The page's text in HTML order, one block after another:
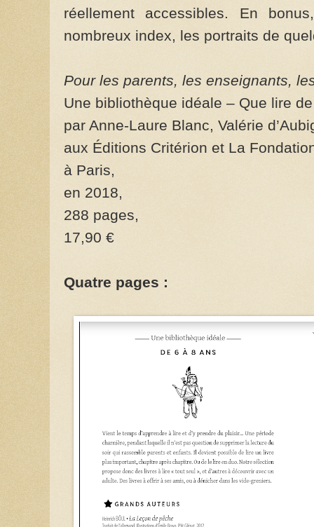
réellement accessibles. En
nombreux index, les portraits de
Pour les parents, les enseignants,
Une bibliothèque idéale – Que lire
par Anne‐Laure Blanc, Valérie
aux Éditions Critérion et La
à Paris,
en 2018,
288 pages,
17,90 €
Quatre pages :